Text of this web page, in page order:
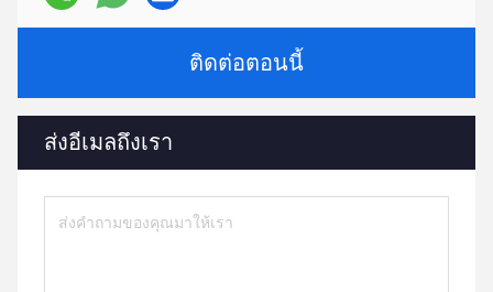
ติดต่อตอนนี้
ส่งอีเมลถึงเรา